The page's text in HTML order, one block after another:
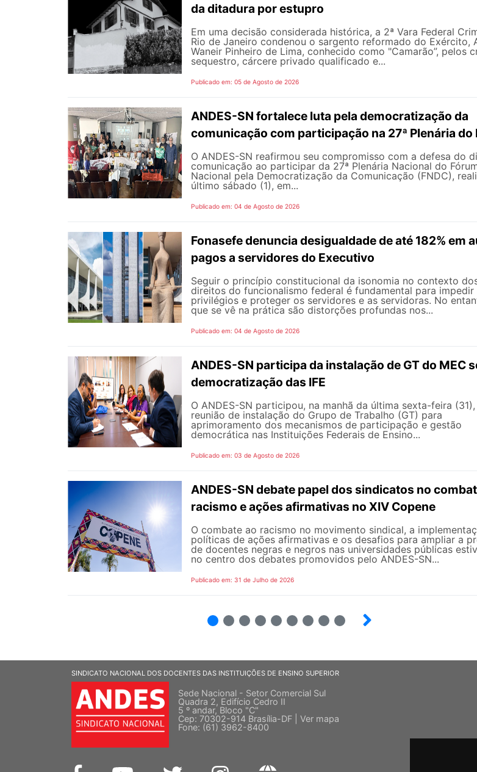
da ditadura por estupro
Em uma decisão considerada histórica, a 2ª Vara Federal
Rio de Janeiro condenou o sargento reformado do Exército,
Waneir Pinheiro de Lima, conhecido como "Camarão”, pelos
sequestro, cárcere privado qualificado e...
Publicado em: 05 de Agosto de 2026
ANDES-SN fortalece luta pela democratização da
comunicação com participação na 27ª Plenária do
O ANDES-SN reafirmou seu compromisso com a defesa do
comunicação ao participar da 27ª Plenária Nacional do
Nacional pela Democratização da Comunicação (FNDC),
último sábado (1), em...
Publicado em: 04 de Agosto de 2026
Fonasefe denuncia desigualdade de até 182% em
pagos a servidores do Executivo
Seguir o princípio constitucional da isonomia no contexto
direitos do funcionalismo federal é fundamental para impedir
privilégios e proteger os servidores e as servidoras. No
que se vê na prática são distorções profundas nos...
Publicado em: 04 de Agosto de 2026
ANDES-SN participa da instalação de GT do MEC
democratização das IFE
O ANDES-SN participou, na manhã da última sexta-feira
reunião de instalação do Grupo de Trabalho (GT) para
aprimoramento dos mecanismos de participação e gestão
democrática nas Instituições Federais de Ensino...
Publicado em: 03 de Agosto de 2026
ANDES-SN debate papel dos sindicatos no
racismo e ações afirmativas no XIV Copene
O combate ao racismo no movimento sindical, a
políticas de ações afirmativas e os desafios para ampliar a
de docentes negras e negros nas universidades públicas
no centro dos debates promovidos pelo ANDES-SN...
Publicado em: 31 de Julho de 2026
SINDICATO NACIONAL DOS DOCENTES DAS INSTITUIÇÕES DE ENSINO SUPERIOR
Sede Nacional - Setor Comercial Sul
Quadra 2, Edifício Cedro II
5 º andar, Bloco "C"
Cep: 70302-914 Brasília-DF | Ver mapa
Fone: (61) 3962-8400